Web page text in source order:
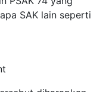
SAK lain seperti